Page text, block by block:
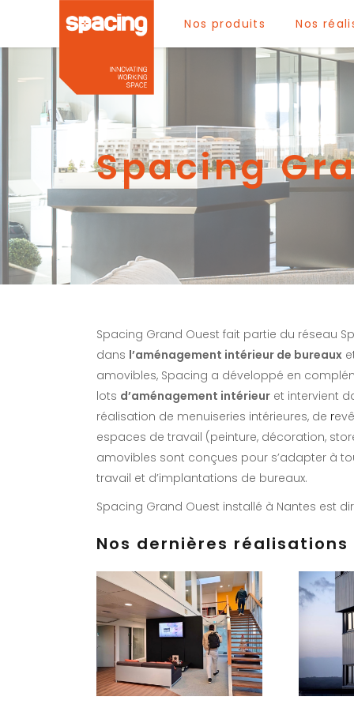
Nos produits Nos
Spacing
Spacing Grand Ouest fait partie du réseau
dans l’aménagement intérieur de bureaux
amovibles, Spacing a développé en
lots d’aménagement intérieur et intervient
réalisation de menuiseries intérieures, de r
espaces de travail (peinture, décoration,
amovibles sont conçues pour s’adapter à
travail et d’implantations de bureaux.
Spacing Grand Ouest installé à Nantes est
Nos dernières réalisations